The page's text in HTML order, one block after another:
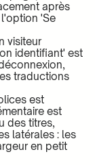
après
'Se
visiteur
identifiant' est
traductions
est
est
des titres,
latérales : les
en petit